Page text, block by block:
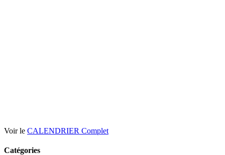
Voir le CALENDRIER Complet
Catégories